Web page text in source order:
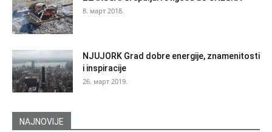
8. март 2018.
NJUJORK Grad dobre energije, znamenitosti
i inspiracije
26. март 2019.
NAJNOVIJE